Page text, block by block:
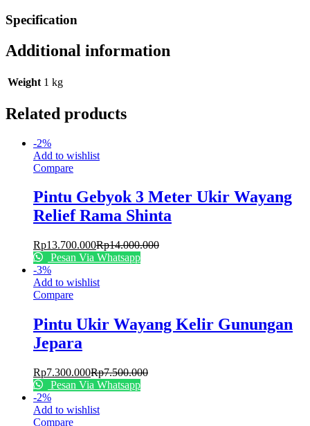
Specification
Additional information
Weight 1 kg
Related products
-2%
Add to wishlist
Compare
Pintu Gebyok 3 Meter Ukir Wayang
Relief Rama Shinta
Rp13.700.000Rp14.000.000
Pesan Via Whatsapp
-3%
Add to wishlist
Compare
Pintu Ukir Wayang Kelir Gunungan
Jepara
Rp7.300.000Rp7.500.000
Pesan Via Whatsapp
-2%
Add to wishlist
Compare